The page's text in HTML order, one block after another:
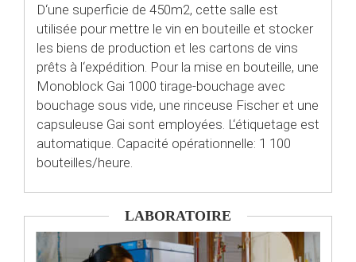
D‘une superficie de 450m2, cette salle est
utilisée pour mettre le vin en bouteille et stocker
les biens de production et les cartons de vins
prêts à l‘expédition. Pour la mise en bouteille, une
Monoblock Gai 1000 tirage-bouchage avec
bouchage sous vide, une rinceuse Fischer et une
capsuleuse Gai sont employées. L‘étiquetage est
automatique. Capacité opérationnelle: 1 100
bouteilles/heure.
LABORATOIRE